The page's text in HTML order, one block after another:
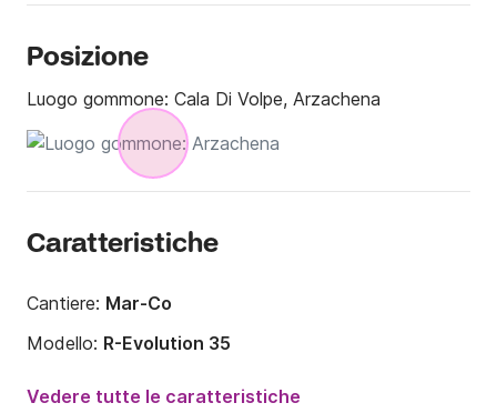
Posizione
Luogo gommone: Cala Di Volpe, Arzachena
Caratteristiche
Cantiere: Mar-Co
Modello: R-Evolution 35
600CV
Vedere tutte le caratteristiche